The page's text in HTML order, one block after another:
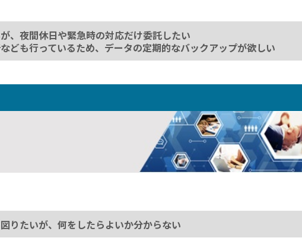
、夜間休日や緊急時の対応だけ委託したい
ども行っているため、データの定期的なバックアップが欲しい
りたいが、何をしたらよいか分からない